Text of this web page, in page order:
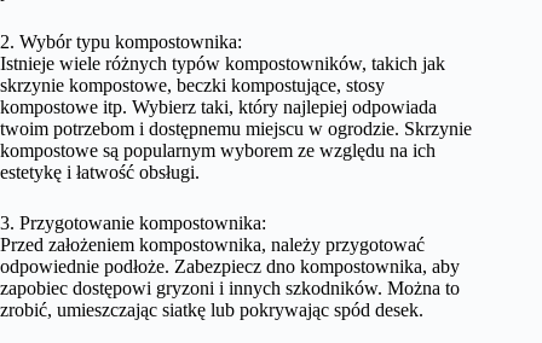
2. Wybór typu kompostownika:
Istnieje wiele różnych typów kompostowników, takich jak
skrzynie kompostowe, beczki kompostujące, stosy
kompostowe itp. Wybierz taki, który najlepiej odpowiada
twoim potrzebom i dostępnemu miejscu w ogrodzie. Skrzynie
kompostowe są popularnym wyborem ze względu na ich
estetykę i łatwość obsługi.
3. Przygotowanie kompostownika:
Przed założeniem kompostownika, należy przygotować
odpowiednie podłoże. Zabezpiecz dno kompostownika, aby
zapobiec dostępowi gryzoni i innych szkodników. Można to
zrobić, umieszczając siatkę lub pokrywając spód desek.